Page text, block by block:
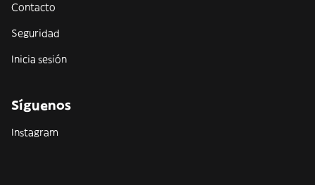
Contacto
Seguridad
Inicia sesión
Síguenos
Instagram